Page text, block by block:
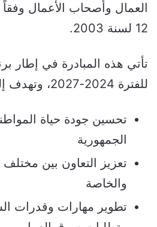
العمال وأصحاب الأعمال
12 لسنة 2003.
تأتي هذه المبادرة في إطار
للفترة 2024-2027، وتهدف إلى:
تحسين جودة حياة
الجمهورية
تعزيز التعاون بين
والخاصة
تطوير مهارات وقدرات